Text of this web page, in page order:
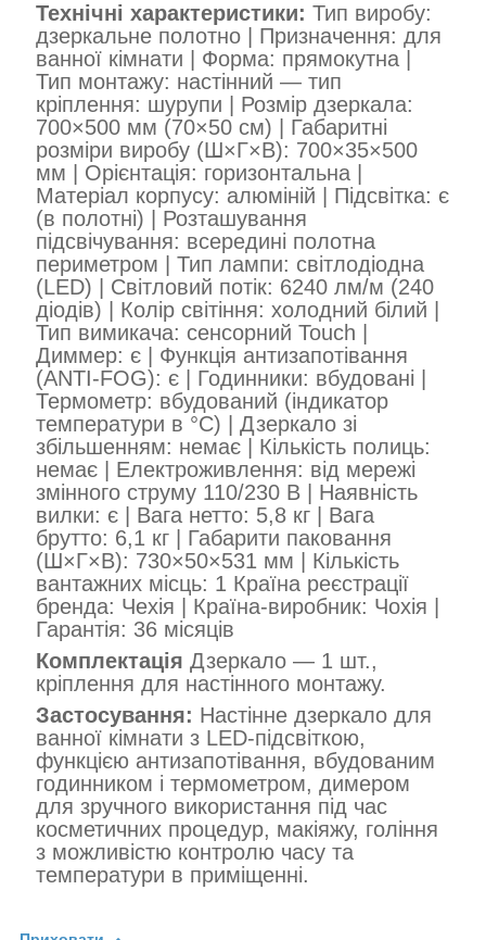
Технічні характеристики: Тип виробу:
дзеркальне полотно | Призначення: для
ванної кімнати | Форма: прямокутна |
Тип монтажу: настінний — тип
кріплення: шурупи | Розмір дзеркала:
700×500 мм (70×50 см) | Габаритні
розміри виробу (Ш×Г×В): 700×35×500
мм | Орієнтація: горизонтальна |
Матеріал корпусу: алюміній | Підсвітка: є
(в полотні) | Розташування
підсвічування: всередині полотна
периметром | Тип лампи: світлодіодна
(LED) | Світловий потік: 6240 лм/м (240
діодів) | Колір світіння: холодний білий |
Тип вимикача: сенсорний Touch |
Диммер: є | Функція антизапотівання
(ANTI-FOG): є | Годинники: вбудовані |
Термометр: вбудований (індикатор
температури в °C) | Дзеркало зі
збільшенням: немає | Кількість полиць:
немає | Електроживлення: від мережі
змінного струму 110/230 В | Наявність
вилки: є | Вага нетто: 5,8 кг | Вага
брутто: 6,1 кг | Габарити паковання
(Ш×Г×В): 730×50×531 мм | Кількість
вантажних місць: 1 Країна реєстрації
бренда: Чехія | Країна-виробник: Чохія |
Гарантія: 36 місяців
Комплектація Дзеркало — 1 шт.,
кріплення для настінного монтажу.
Застосування: Настінне дзеркало для
ванної кімнати з LED-підсвіткою,
функцією антизапотівання, вбудованим
годинником і термометром, димером
для зручного використання під час
косметичних процедур, макіяжу, гоління
з можливістю контролю часу та
температури в приміщенні.